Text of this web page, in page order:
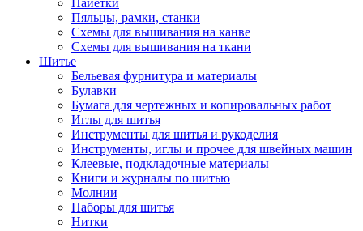
Пайетки
Пяльцы, рамки, станки
Схемы для вышивания на канве
Схемы для вышивания на ткани
Шитье
Бельевая фурнитура и материалы
Булавки
Бумага для чертежных и копировальных работ
Иглы для шитья
Инструменты для шитья и рукоделия
Инструменты, иглы и прочее для швейных машин
Клеевые, подкладочные материалы
Книги и журналы по шитью
Молнии
Наборы для шитья
Нитки